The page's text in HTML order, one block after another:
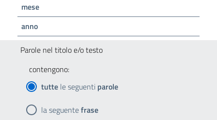
mese
anno
Parole nel titolo e/o testo
contengono:
tutte le seguenti parole
la seguentefrase